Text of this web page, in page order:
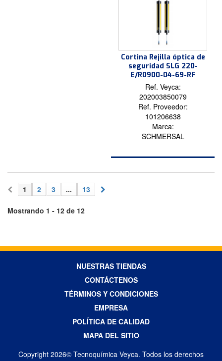
Cortina Rejilla óptica de
seguridad SLG 220-
E/R0900-04-69-RF
Ref. Veyca:
202003850079
Ref. Proveedor:
101206638
Marca:
SCHMERSAL
1 2 3 ... 13
Mostrando 1 - 12 de 12
NUESTRAS TIENDAS
CONTÁCTENOS
TÉRMINOS Y CONDICIONES
EMPRESA
POLÍTICA DE CALIDAD
MAPA DEL SITIO
Copyright 2026© Tecnoquímica Veyca. Todos los derechos